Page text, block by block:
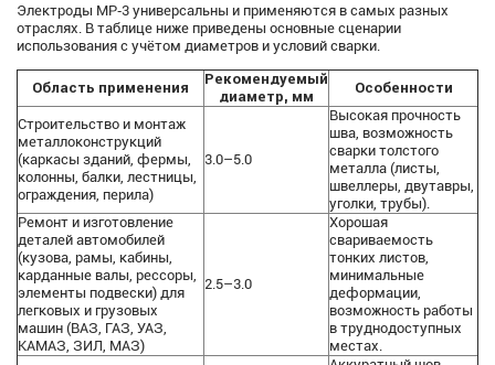
Электроды МР‑3 универсальны и применяются в самых разных
отраслях. В таблице ниже приведены основные сценарии
использования с учётом диаметров и условий сварки.
Область применения
Рекомендуемый
диаметр, мм
Особенности
Строительство и монтаж
металлоконструкций
(каркасы зданий, фермы,
колонны, балки, лестницы,
ограждения, перила)
3.0–5.0
Высокая прочность
шва, возможность
сварки толстого
металла (листы,
швеллеры, двутавры,
уголки, трубы).
Ремонт и изготовление
деталей автомобилей
(кузова, рамы, кабины,
карданные валы, рессоры,
элементы подвески) для
легковых и грузовых
машин (ВАЗ, ГАЗ, УАЗ,
КАМАЗ, ЗИЛ, МАЗ)
2.5–3.0
Хорошая
свариваемость
тонких листов,
минимальные
деформации,
возможность работы
в труднодоступных
местах.